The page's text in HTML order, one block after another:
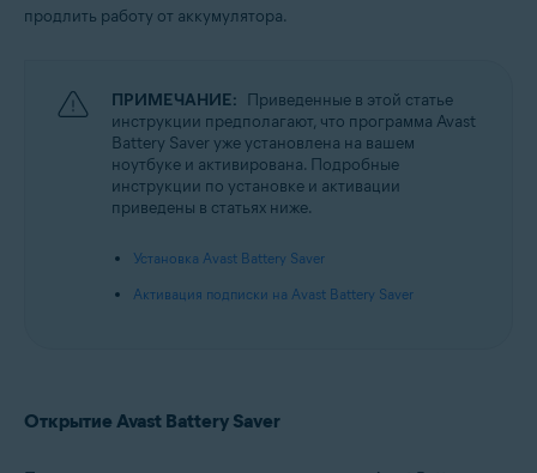
Microsoft Windows 8 / Pro / Enterprise — 32- или 64-разрядная версия
продлить работу от аккумулятора.
ПРИМЕЧАНИЕ: Приведенные в этой статье
инструкции предполагают, что программа Avast
Battery Saver уже установлена на вашем
ноутбуке и активирована. Подробные
инструкции по установке и активации
приведены в статьях ниже.
Установка Avast Battery Saver
Активация подписки на Avast Battery Saver
Открытие Avast Battery Saver